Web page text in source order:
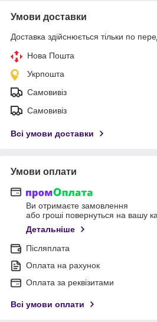
Умови доставки
Доставка здійснюється тільки по
Нова Пошта
Укрпошта
Самовивіз
Самовивіз
Всі умови доставки
Умови оплати
Ви отримаєте замовлення
або гроші повернуться на вашу
Детальніше
Післяплата
Оплата на рахунок
Оплата за реквізитами
Всі умови оплати